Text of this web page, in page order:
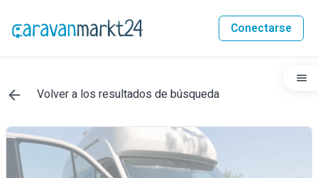
Conectarse
Volver a los resultados de búsqueda